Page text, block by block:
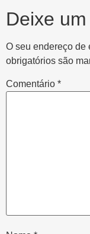
Deixe
O seu endereço de
obrigatórios são
Comentário *